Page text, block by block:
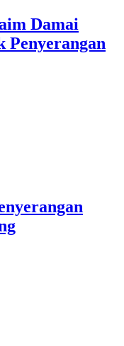
Damai
Penyerangan